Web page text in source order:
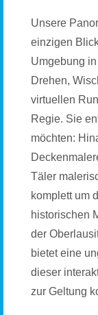
Unsere
einzigen
Umgebung
Drehen,
virtuellen
Regie. Sie
möchten:
Täler
komplett um
historischen
der
bietet eine
dieser
zur Geltung